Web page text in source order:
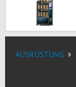
AUSRÜSTUNG